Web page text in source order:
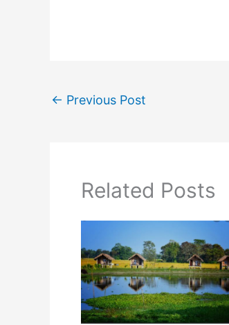
← Previous Post
Related Posts